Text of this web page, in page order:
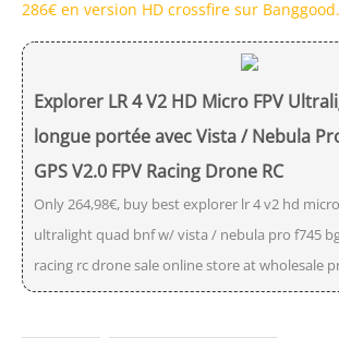
286€ en version HD crossfire sur Banggood.
Explorer LR 4 V2 HD Micro FPV
longue portée avec Vista / Nebula
GPS V2.0 FPV Racing Drone RC
Only 264,98€, buy best explorer lr 4 v2 hd
ultralight quad bnf w/ vista / nebula pro f745
racing rc drone sale online store at wholesale